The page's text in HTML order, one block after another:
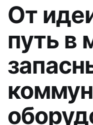
От
путь в